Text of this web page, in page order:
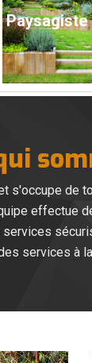
Paysagiste
s'occupe de
effectue
services à